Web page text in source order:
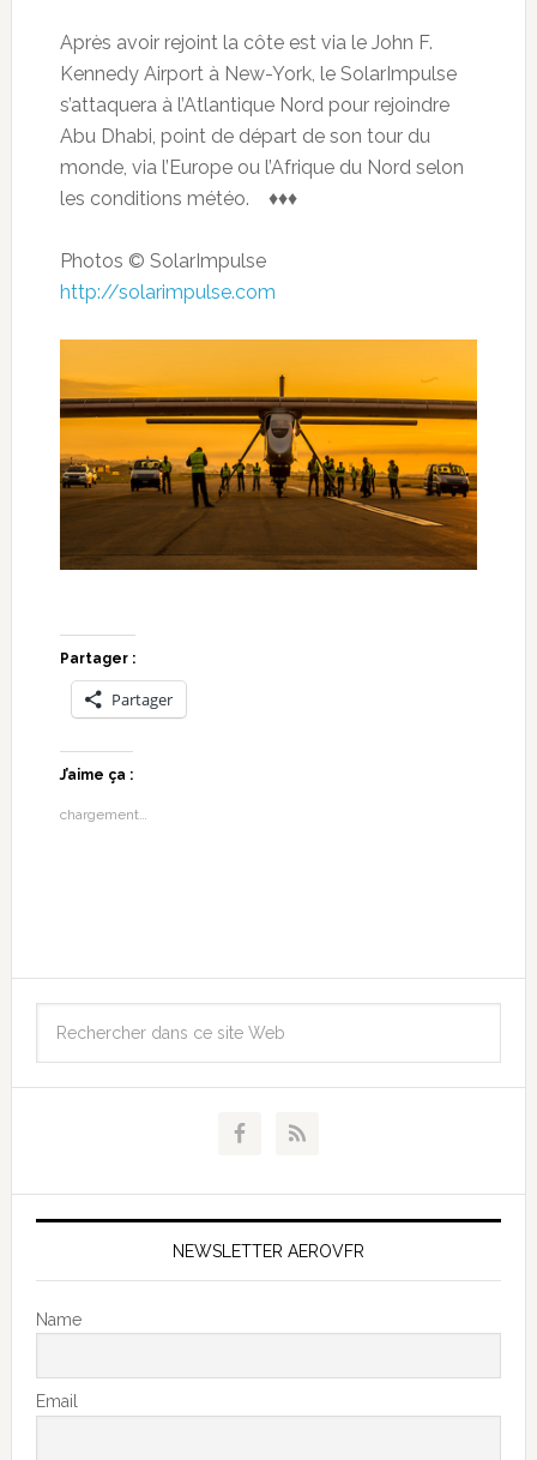
Après avoir rejoint la côte est via le John F.
Kennedy Airport à New-York, le SolarImpulse
s’attaquera à l’Atlantique Nord pour rejoindre
Abu Dhabi, point de départ de son tour du
monde, via l’Europe ou l’Afrique du Nord selon
les conditions météo. ♦♦♦
Photos © SolarImpulse
http://solarimpulse.com
Partager :
Partager
J’aime ça :
chargement…
NEWSLETTER AEROVFR
Name
Email